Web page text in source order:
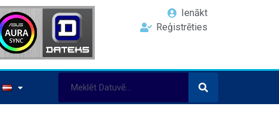
Ienākt
Reģistrēties